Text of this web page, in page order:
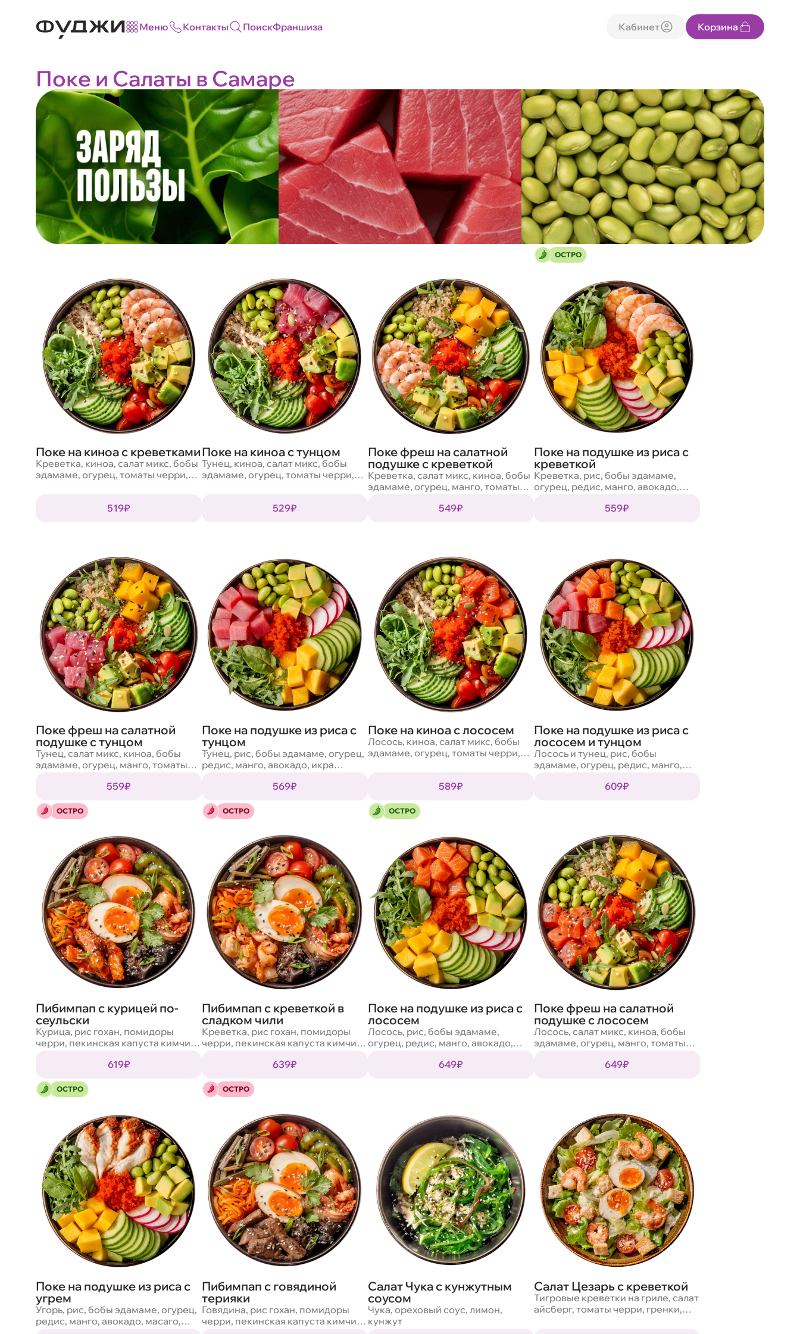
Меню Контакты ПоискФраншиза Кабинет Корзина
Поке и Салаты в Самаре
Поке на киноа с креветками
Креветка, киноа, салат микс, бобы
эдамаме, огурец, томаты черри,
519₽
Поке на киноа с тунцом
Тунец, киноа, салат микс, бобы
эдамаме, огурец, томаты черри,
529₽
Поке фреш на салатной
подушке с креветкой
Креветка, салат микс, киноа, бобы
эдамаме, огурец, манго, томаты
549₽
ОСТРО
Поке на подушке из риса с
креветкой
Креветка, рис, бобы эдамаме,
огурец, редис, манго, авокадо,
соус ореховый, соус спайс нью,
559₽
Поке фреш на салатной
подушке с тунцом
Тунец, салат микс, киноа, бобы
эдамаме, огурец, манго, томаты
559₽
Поке на подушке из риса с
тунцом
Тунец, рис, бобы эдамаме, огурец,
редис, манго, авокадо, икра
маракуйя, соус понзу, ореховый
569₽
Поке на киноа с лососем
Лосось, киноа, салат микс, бобы
эдамаме, огурец, томаты черри,
589₽
Поке на подушке из риса с
лососем и тунцом
Лосось и тунец, рис, бобы
эдамаме, огурец, редис, манго,
микс, соус ореховый, соус
609₽
ОСТРО
Пибимпап с курицей по-
сеульски
Курица, рис гохан, помидоры
черри, пекинская капуста кимчи,
корейски, папоротник
маринованные, яйцо адзитама,
сеульский соус, зеленый лук,
619₽
ОСТРО
Пибимпап с креветкой в
сладком чили
Креветка, рис гохан, помидоры
черри, пекинская капуста кимчи,
корейски, папоротник
маринованные, яйцо адзитама,
соус сладкий чили, зеленый лук,
639₽
ОСТРО
Поке на подушке из риса с
лососем
Лосось, рис, бобы эдамаме,
огурец, редис, манго, авокадо,
ореховый, соус спайс нью, соус
649₽
Поке фреш на салатной
подушке с лососем
Лосось, салат микс, киноа, бобы
эдамаме, огурец, манго, томаты
649₽
ОСТРО
Поке на подушке из риса с
угрем
Угорь, рис, бобы эдамаме, огурец,
редис, манго, авокадо, масаго,
ОСТРО
Пибимпап с говядиной
терияки
Говядина, рис гохан, помидоры
черри, пекинская капуста кимчи,
Салат Чука с кунжутным
соусом
Чука, ореховый соус, лимон,
кунжут
Салат Цезарь с креветкой
Тигровые креветки на гриле, салат
айсберг, томаты черри, гренки,